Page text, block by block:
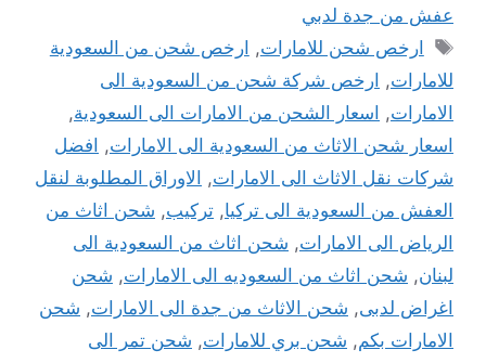
عفش من جدة لدبي
الوسوم
ارخص شحن للامارات, ارخص شحن من السعودية
للامارات, ارخص شركة شحن من السعودية الى
الامارات, اسعار الشحن من الامارات الى السعودية,
اسعار شحن الاثاث من السعودية الى الامارات, افضل
شركات نقل الاثاث الى الامارات, الاوراق المطلوبة لنقل
العفش من السعودية الى تركيا, تركيب, شحن اثاث من
الرياض الى الامارات, شحن اثاث من السعودية الى
لبنان, شحن اثاث من السعوديه الى الامارات, شحن
اغراض لدبى , شحن الاثاث من جدة الى الامارات, شحن
الامارات بكم, شحن بري للامارات, شحن تمر الى